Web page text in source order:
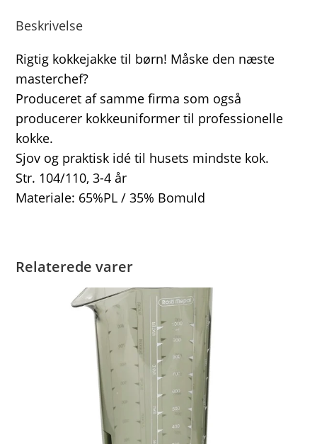
Beskrivelse
Rigtig kokkejakke til børn! Måske den næste
masterchef?
Produceret af samme firma som også
producerer kokkeuniformer til professionelle
kokke.
Sjov og praktisk idé til husets mindste kok.
Str. 104/110, 3-4 år
Materiale: 65%PL / 35% Bomuld
Relaterede varer